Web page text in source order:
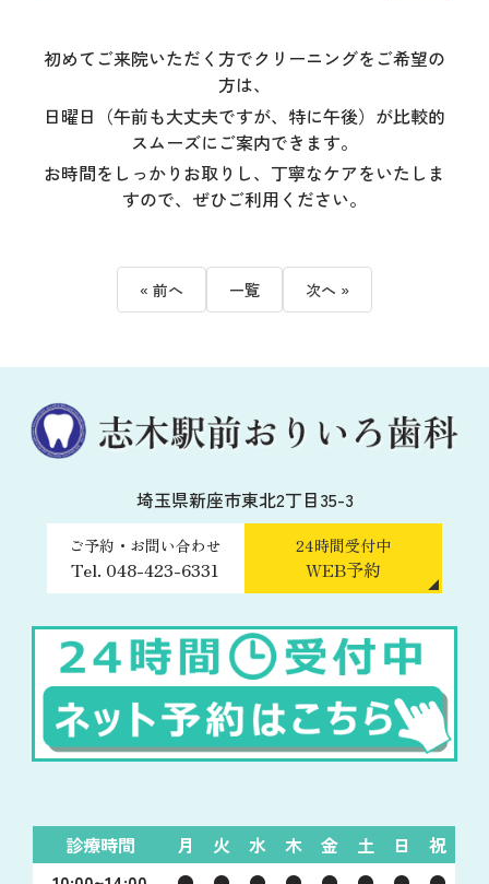
初めてご来院いただく方でクリーニングをご希望の
方は、
日曜日（午前も大丈夫ですが、特に午後）が比較的
スムーズにご案内できます。
お時間をしっかりお取りし、丁寧なケアをいたしま
すので、ぜひご利用ください。
« 前へ 一覧 次へ »
埼玉県新座市東北2丁目35-3
ご予約・お問い合わせ
Tel. 048-423-6331
24時間受付中
WEB予約
診療時間 月 火 水 木 金 土 日
祝